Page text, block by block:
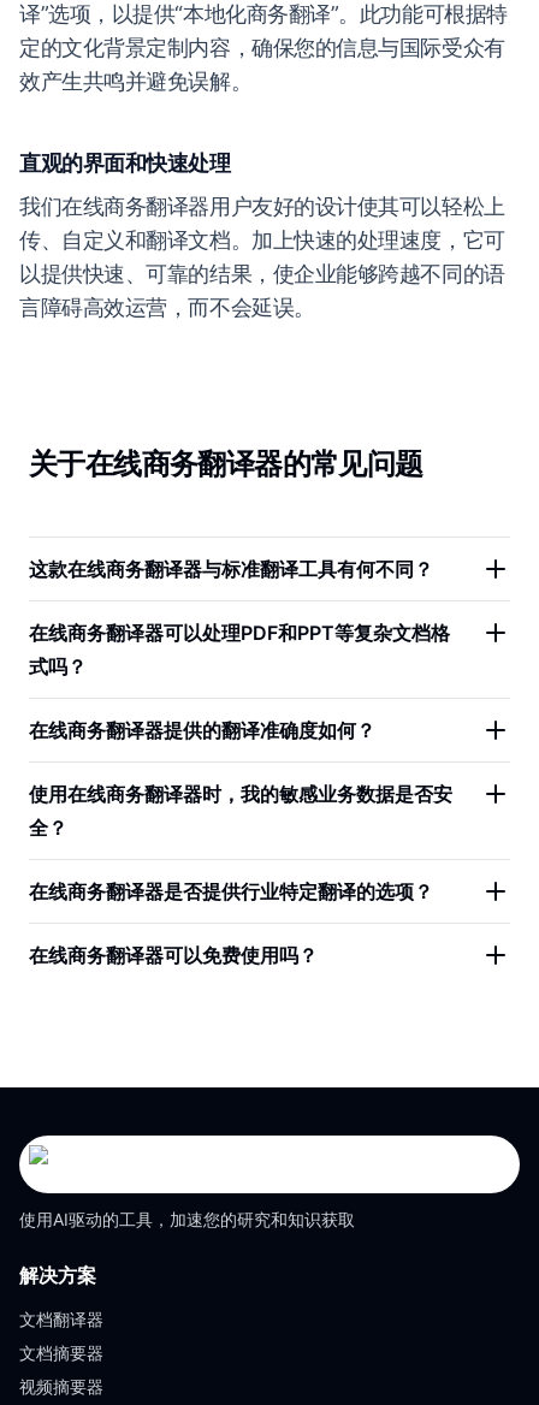
译”选项，以提供“本地化商务翻译”。此功能可根据特
定的文化背景定制内容，确保您的信息与国际受众有
效产生共鸣并避免误解。
直观的界面和快速处理
我们在线商务翻译器用户友好的设计使其可以轻松上
传、自定义和翻译文档。加上快速的处理速度，它可
以提供快速、可靠的结果，使企业能够跨越不同的语
言障碍高效运营，而不会延误。
关于在线商务翻译器的常见问题
这款在线商务翻译器与标准翻译工具有何不同？
在线商务翻译器可以处理PDF和PPT等复杂文档格
式吗？
在线商务翻译器提供的翻译准确度如何？
使用在线商务翻译器时，我的敏感业务数据是否安
全？
在线商务翻译器是否提供行业特定翻译的选项？
在线商务翻译器可以免费使用吗？
使用AI驱动的工具，加速您的研究和知识获取
解决方案
文档翻译器
文档摘要器
视频摘要器